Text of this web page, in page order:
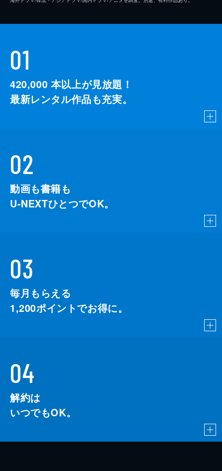
01
420,000 本以上が見放題！
最新レンタル作品も充実。
02
動画も書籍も
U-NEXTひとつでOK。
03
毎月もらえる
1,200ポイントでお得に。
04
解約は
いつでもOK。